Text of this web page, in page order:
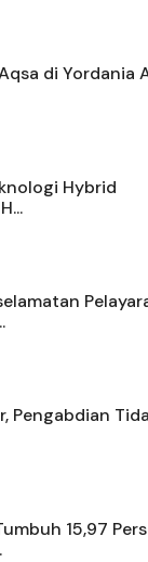
di Yordania
Hybrid
Pengabdian
15,97